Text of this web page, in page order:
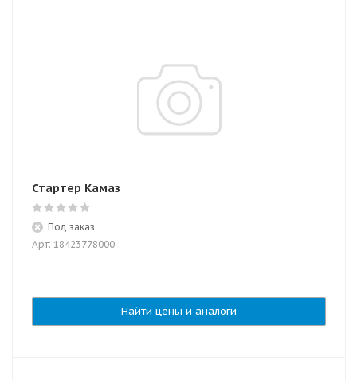
Стартер Камаз
Под заказ
Арт: 18423778000
Найти цены и аналоги